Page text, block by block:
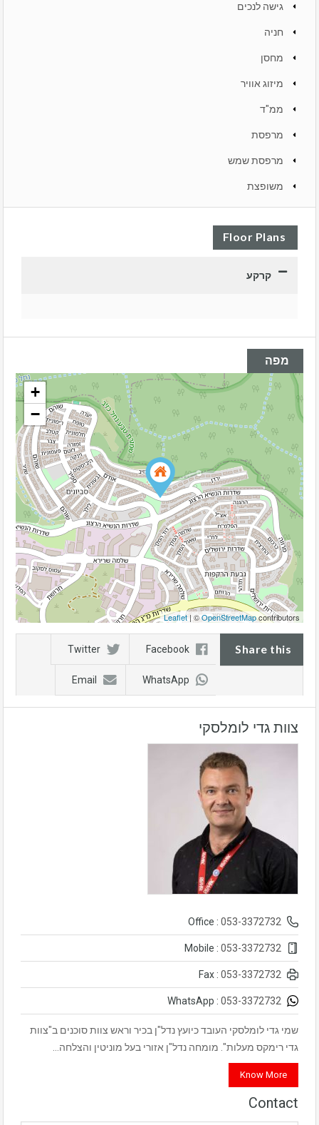
גישה לנכים
חניה
מחסן
מיזוג אוויר
ממ"ד
מרפסת
מרפסת שמש
משופצת
Floor Plans
קרקע
מפה
+
−
Leaflet| ©OpenStreetMapcontributors
Share this
Facebook
Twitter
WhatsApp
Email
צוות גדי לומלסקי
053-3372732
053-3372732
053-3372732
053-3372732
שמי גדי לומלסקי העובד כיועץ נדל"ן בכיר וראש צוות סוכנים ב"צוות
גדי רימקס מעלות". מומחה נדל"ן אזורי בעל מוניטין והצלחה…
Know More
Contact